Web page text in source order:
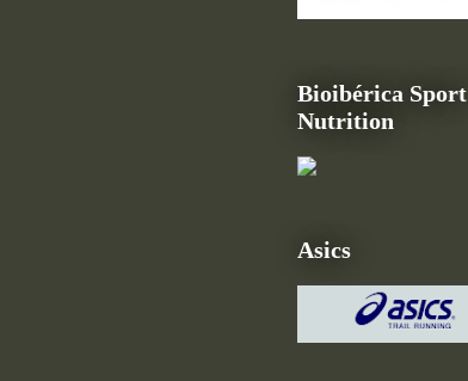
Bioibérica Sport
Nutrition
Asics